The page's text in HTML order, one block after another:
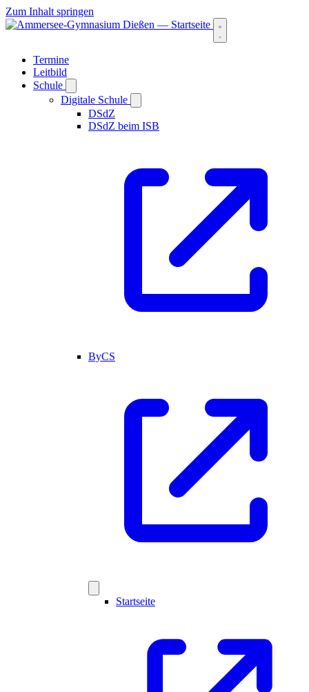
Zum Inhalt springen
Termine
Leitbild
Schule
Digitale Schule
DSdZ
DSdZ beim ISB
ByCS
Startseite